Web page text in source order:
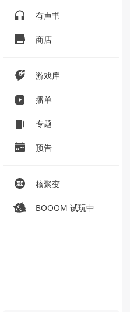
有声书
商店
游戏库
播单
专题
预告
核聚变
BOOOM 试玩中